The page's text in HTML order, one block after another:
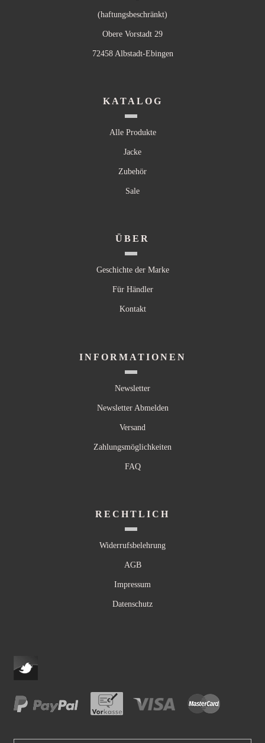
(haftungsbeschränkt)
Obere Vorstadt 29
72458 Albstadt-Ebingen
KATALOG
Alle Produkte
Jacke
Zubehör
Sale
ÜBER
Geschichte der Marke
Für Händler
Kontakt
INFORMATIONEN
Newsletter
Newsletter Abmelden
Versand
Zahlungsmöglichkeiten
FAQ
RECHTLICH
Widerrufsbelehrung
AGB
Impressum
Datenschutz